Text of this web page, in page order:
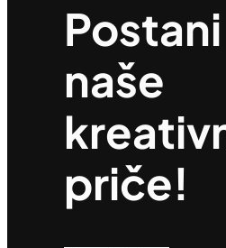
naše
priče!